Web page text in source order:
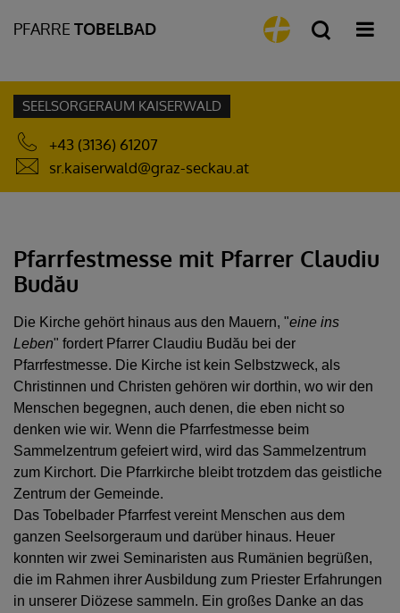
PFARRE TOBELBAD
SEELSORGERAUM KAISERWALD
+43 (3136) 61207
sr.kaiserwald@graz-seckau.at
Pfarrfestmesse mit Pfarrer Claudiu
Budău
Die Kirche gehört hinaus aus den Mauern, "eine ins
Leben" fordert Pfarrer Claudiu Budău bei der
Pfarrfestmesse. Die Kirche ist kein Selbstzweck, als
Christinnen und Christen gehören wir dorthin, wo wir den
Menschen begegnen, auch denen, die eben nicht so
denken wie wir. Wenn die Pfarrfestmesse beim
Sammelzentrum gefeiert wird, wird das Sammelzentrum
zum Kirchort. Die Pfarrkirche bleibt trotzdem das geistliche
Zentrum der Gemeinde.
Das Tobelbader Pfarrfest vereint Menschen aus dem
ganzen Seelsorgeraum und darüber hinaus. Heuer
konnten wir zwei Seminaristen aus Rumänien begrüßen,
die im Rahmen ihrer Ausbildung zum Priester Erfahrungen
in unserer Diözese sammeln. Ein großes Danke an das